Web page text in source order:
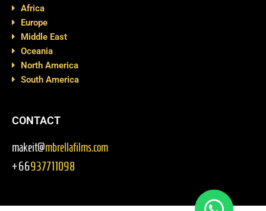
Africa
Europe
Middle East
Oceania
North America
South America
CONTACT
makeit@mbrellafilms.com
+66937711098